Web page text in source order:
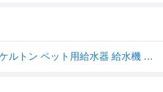
ジェックス ピュアクリスタル グラッシーR 1.5L 犬用 透明 スケルトン ペット用給水器 給水機 水飲み器 水飲み 自動 給水器 USB 静音 静か ペット用 犬 GEX